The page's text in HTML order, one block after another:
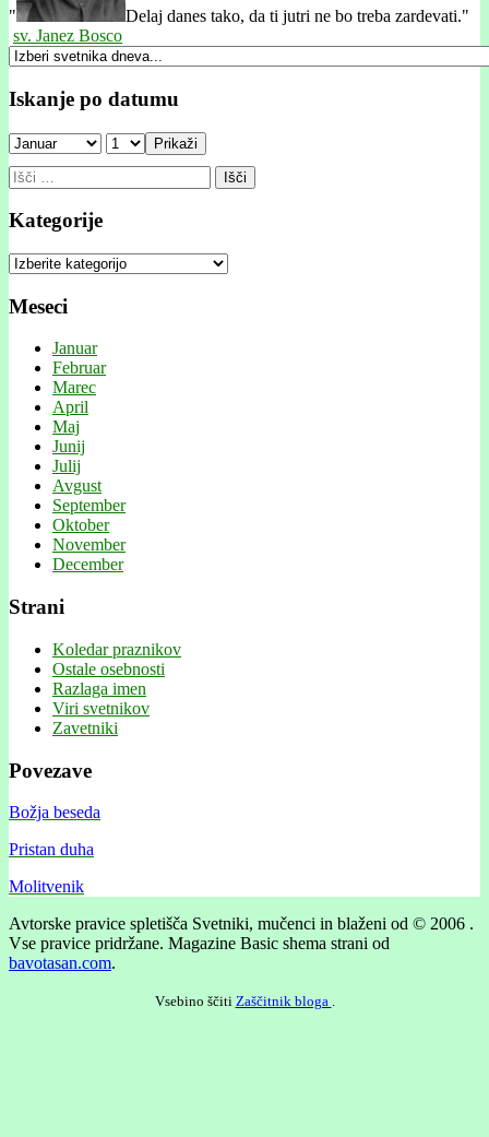
"
Delaj danes tako, da ti jutri ne bo treba zardevati."
sv. Janez Bosco
Iskanje po datumu
Prikaži
Išči:
Kategorije
Kategorije
Meseci
Januar
Februar
Marec
April
Maj
Junij
Julij
Avgust
September
Oktober
November
December
Strani
Koledar praznikov
Ostale osebnosti
Razlaga imen
Viri svetnikov
Zavetniki
Povezave
Božja beseda
Pristan duha
Molitvenik
Avtorske pravice spletišča Svetniki, mučenci in blaženi od © 2006 .
Vse pravice pridržane. Magazine Basic shema strani od
bavotasan.com.
Vsebino ščiti Zaščitnik bloga .